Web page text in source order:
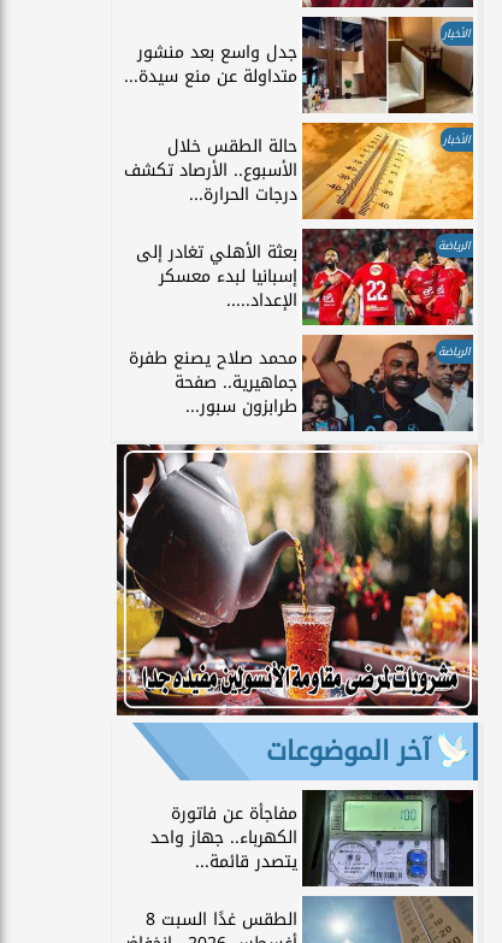
الأخبار
جدل واسع بعد منشور
متداولة عن منع سيدة...
الأخبار حالة الطقس خلال
الأسبوع.. الأرصاد تكشف
درجات الحرارة...
الرياضة بعثة الأهلي تغادر إلى
إسبانيا لبدء معسكر
الإعداد.....
الرياضة محمد صلاح يصنع طفرة
جماهيرية.. صفحة
طرابزون سبور...
آخر الموضوعات
مفاجأة عن فاتورة
الكهرباء.. جهاز واحد
يتصدر قائمة...
الطقس غدًا السبت 8